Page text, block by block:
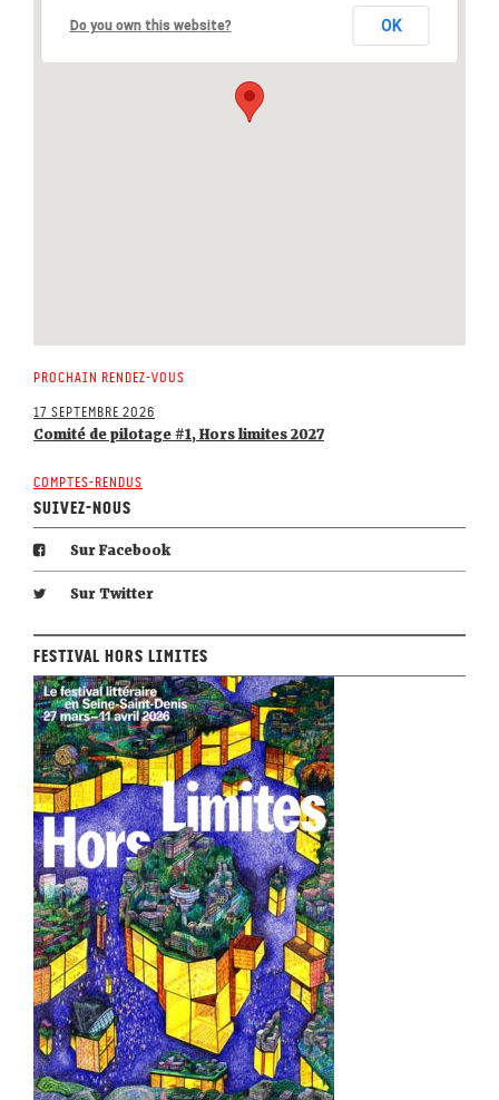
Do you own this website? OK
Prochain rendez-vous
17 septembre 2026
Comité de pilotage #1, Hors limites 2027
Comptes-rendus
Suivez-nous
Sur Facebook
Sur Twitter
Festival Hors Limites